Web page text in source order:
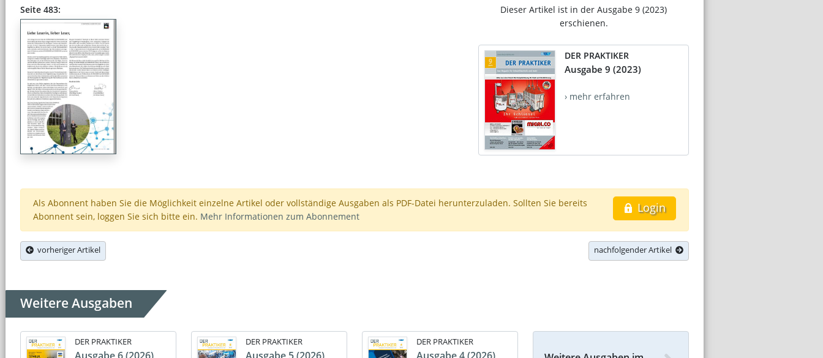
Seite 483:
Dieser Artikel ist in der Ausgabe 9 (2023)
erschienen.
DER PRAKTIKER
Ausgabe 9 (2023)
› mehr erfahren
Login
Als Abonnent haben Sie die Möglichkeit einzelne Artikel oder vollständige Ausgaben als PDF-Datei herunterzuladen. Sollten Sie bereits
Abonnent sein, loggen Sie sich bitte ein. Mehr Informationen zum Abonnement
vorheriger Artikel nachfolgender Artikel
Weitere Ausgaben
DER PRAKTIKER DER PRAKTIKER DER PRAKTIKER